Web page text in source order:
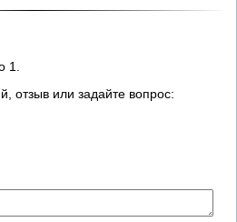
1
отзыв или задайте вопрос: